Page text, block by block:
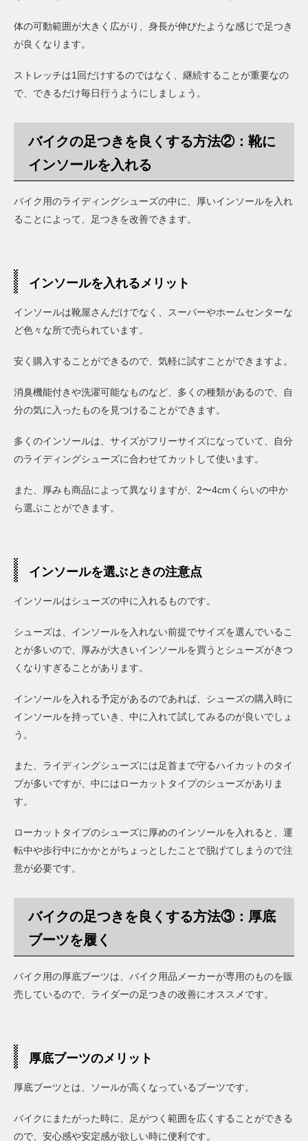
体の可動範囲が大きく広がり、身長が伸びたような感じで足つき
が良くなります。
ストレッチは1回だけするのではなく、継続することが重要なの
で、できるだけ毎日行うようにしましょう。
バイクの足つきを良くする方法②：靴に
インソールを入れる
バイク用のライディングシューズの中に、厚いインソールを入れ
ることによって、足つきを改善できます。
インソールを入れるメリット
インソールは靴屋さんだけでなく、スーパーやホームセンターな
ど色々な所で売られています。
安く購入することができるので、気軽に試すことができますよ。
消臭機能付きや洗濯可能なものなど、多くの種類があるので、自
分の気に入ったものを見つけることができます。
多くのインソールは、サイズがフリーサイズになっていて、自分
のライディングシューズに合わせてカットして使います。
また、厚みも商品によって異なりますが、2〜4cmくらいの中か
ら選ぶことができます。
インソールを選ぶときの注意点
インソールはシューズの中に入れるものです。
シューズは、インソールを入れない前提でサイズを選んでいるこ
とが多いので、厚みが大きいインソールを買うとシューズがきつ
くなりすぎることがあります。
インソールを入れる予定があるのであれば、シューズの購入時に
インソールを持っていき、中に入れて試してみるのが良いでしょ
う。
また、ライディングシューズには足首まで守るハイカットのタイ
プが多いですが、中にはローカットタイプのシューズがありま
す。
ローカットタイプのシューズに厚めのインソールを入れると、運
転中や歩行中にかかとがちょっとしたことで脱げてしまうので注
意が必要です。
バイクの足つきを良くする方法③：厚底
ブーツを履く
バイク用の厚底ブーツは、バイク用品メーカーが専用のものを販
売しているので、ライダーの足つきの改善にオススメです。
厚底ブーツのメリット
厚底ブーツとは、ソールが高くなっているブーツです。
バイクにまたがった時に、足がつく範囲を広くすることができる
ので、安心感や安定感が欲しい時に便利です。